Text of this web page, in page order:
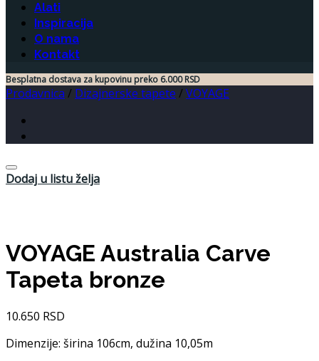
Alati
Inspiracija
O nama
Kontakt
Besplatna dostava za kupovinu preko 6.000 RSD
Prodavnica / Dizajnerske tapete /VOYAGE
Dodaj u listu želja
VOYAGE Australia Carve
Tapeta bronze
10.650 RSD
Dimenzije: širina 106cm, dužina 10,05m